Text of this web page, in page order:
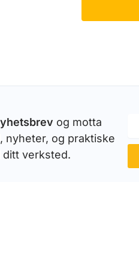
og motta
nyheter, og praktiske
ditt verksted.